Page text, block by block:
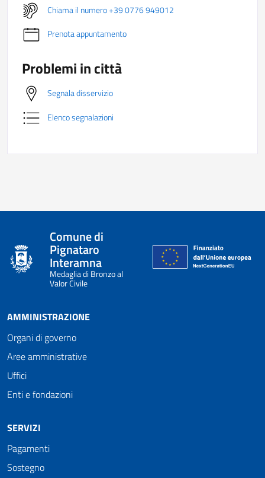
Chiama il numero +39 0776 949012
Prenota appuntamento
Problemi in città
Segnala disservizio
Elenco segnalazioni
Comune di
Pignataro
Interamna
Medaglia di Bronzo al
Valor Civile
AMMINISTRAZIONE
Organi di governo
Aree amministrative
Uffici
Enti e fondazioni
SERVIZI
Pagamenti
Sostegno